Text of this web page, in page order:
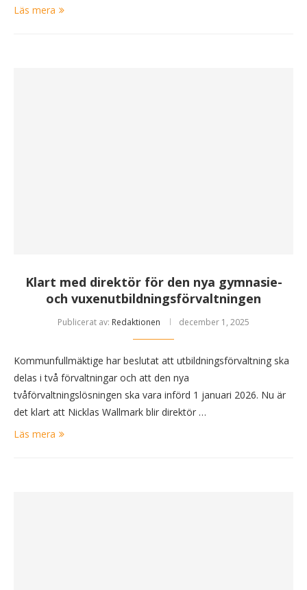
Läs mera
Klart med direktör för den nya gymnasie-
och vuxenutbildningsförvaltningen
Publicerat av: Redaktionen december 1, 2025
Kommunfullmäktige har beslutat att utbildningsförvaltning ska
delas i två förvaltningar och att den nya
tvåförvaltningslösningen ska vara införd 1 januari 2026. Nu är
det klart att Nicklas Wallmark blir direktör …
Läs mera